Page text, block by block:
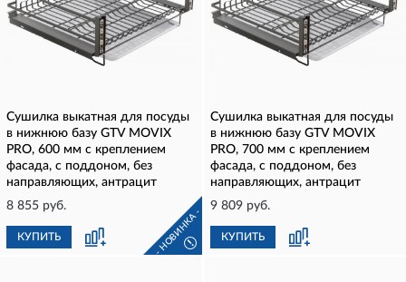
Сушилка выкатная для посуды
в нижнюю базу GTV MOVIX
PRO, 600 мм с креплением
фасада, с поддоном, без
направляющих, антрацит
8 855 руб.
КУПИТЬ - НОВИНКА -
!
Сушилка выкатная для посуды
в нижнюю базу GTV MOVIX
PRO, 700 мм с креплением
фасада, с поддоном, без
направляющих, антрацит
9 809 руб.
КУПИТЬ